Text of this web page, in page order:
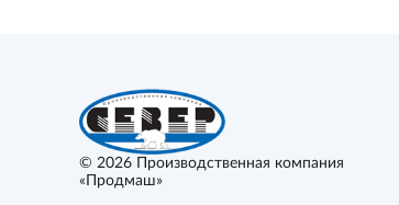
© 2026
Производственная компания
«Продмаш»